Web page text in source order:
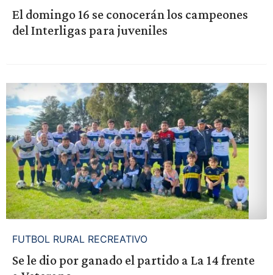
El domingo 16 se conocerán los campeones
del Interligas para juveniles
FUTBOL RURAL RECREATIVO
Se le dio por ganado el partido a La 14 frente